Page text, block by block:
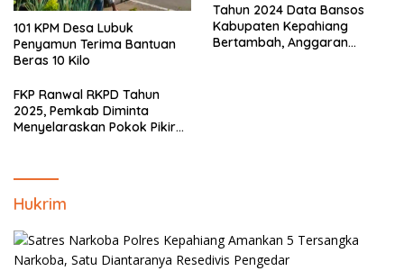
101 KPM Desa Lubuk
Penyamun Terima Bantuan
Beras 10 Kilo
Tahun 2024 Data Bansos
Kabupaten Kepahiang
Bertambah, Anggaran
FKP Ranwal RKPD Tahun
2025, Pemkab Diminta
Menyelaraskan Pokok Pikiran
Hukrim